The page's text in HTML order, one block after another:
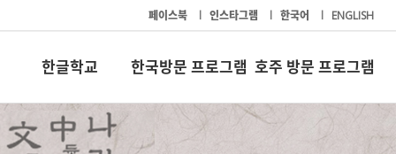
페이스북 l 인스타그램 l 한국어 l ENGLISH
한글학교 한국방문 프로그램 호주 방문 프로그램